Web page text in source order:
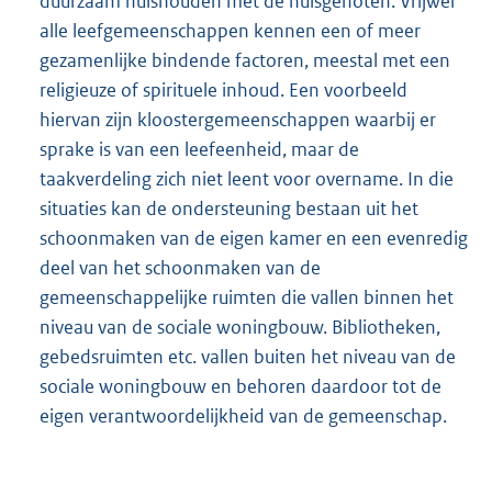
alle leefgemeenschappen kennen een of meer
gezamenlijke bindende factoren, meestal met een
religieuze of spirituele inhoud. Een voorbeeld
hiervan zijn kloostergemeenschappen waarbij er
sprake is van een leefeenheid, maar de
taakverdeling zich niet leent voor overname. In die
situaties kan de ondersteuning bestaan uit het
schoonmaken van de eigen kamer en een evenredig
deel van het schoonmaken van de
gemeenschappelijke ruimten die vallen binnen het
niveau van de sociale woningbouw. Bibliotheken,
gebedsruimten etc. vallen buiten het niveau van de
sociale woningbouw en behoren daardoor tot de
eigen verantwoordelijkheid van de gemeenschap.